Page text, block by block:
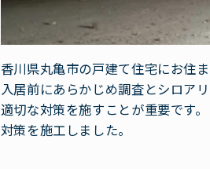
香川県丸亀市の戸建て住宅にお住
入居前にあらかじめ調査とシロア
適切な対策を施すことが重要です
対策を施工しました。